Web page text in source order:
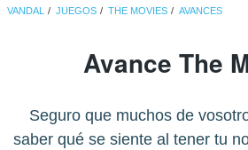
VANDAL JUEGOS THE MOVIES AVANCES
Avance The
Seguro que muchos de
saber qué se siente al tener tu